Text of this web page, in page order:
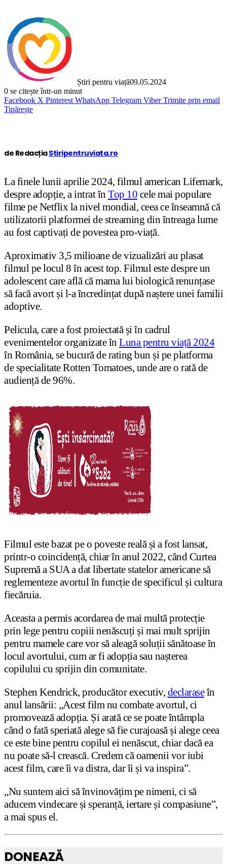
Știri pentru viață09.05.2024
0 se citește într-un minut
Facebook X Pinterest WhatsApp Telegram Viber Trimite prin email
Tipărește
de RedacțiaStiripentruviata.ro
La finele lunii aprilie 2024, filmul american Lifemark,
despre adopție, a intrat în Top 10 cele mai populare
filme pe Netflix la nivel mondial, ceea ce înseamnă că
utilizatorii platformei de streaming din întreaga lume
au fost captivați de povestea pro-viață.
Aproximativ 3,5 milioane de vizualizări au plasat
filmul pe locul 8 în acest top. Filmul este despre un
adolescent care află că mama lui biologică renunțase
să facă avort și l-a încredințat după naștere unei familii
adoptive.
Pelicula, care a fost proiectată și în cadrul
evenimentelor organizate în Luna pentru viață 2024
în România, se bucură de rating bun și pe platforma
de specialitate Rotten Tomatoes, unde are o rată de
audiență de 96%.
Filmul este bazat pe o poveste reală și a fost lansat,
printr-o coincidență, chiar în anul 2022, când Curtea
Supremă a SUA a dat libertate statelor americane să
reglementeze avortul în funcție de specificul și cultura
fiecăruia.
Aceasta a permis acordarea de mai multă protecție
prin lege pentru copiii nenăscuți și mai mult sprijin
pentru mamele care vor să aleagă soluții sănătoase în
locul avortului, cum ar fi adopția sau nașterea
copilului cu sprijin din comunitate.
Stephen Kendrick, producător executiv, declaraseîn
anul lansării: „Acest film nu combate avortul, ci
promovează adopția. Și arată ce se poate întâmpla
când o fată speriată alege să fie curajoasă și alege ceea
ce este bine pentru copilul ei nenăscut, chiar dacă ea
nu poate să-l crească. Credem că oamenii vor iubi
acest film, care îi va distra, dar îi și va inspira”.
„Nu suntem aici să învinovățim pe nimeni, ci să
aducem vindecare și speranță, iertare și compasiune”,
a mai spus el.
DONEAZĂ